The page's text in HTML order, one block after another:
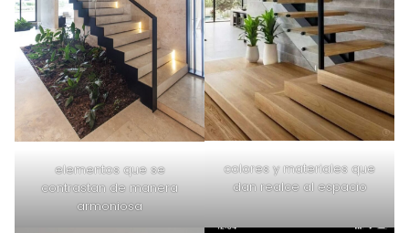
elementos que se
contrastan de manera
armoniosa
colores y materiales que
dan realce al espacio